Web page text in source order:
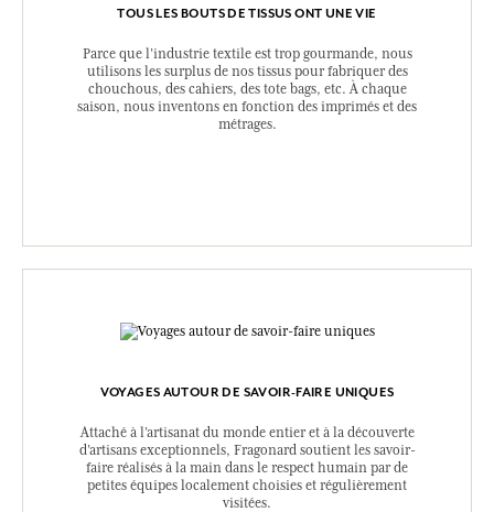
TOUS LES BOUTS DE TISSUS ONT UNE VIE
Parce que l’industrie textile est trop gourmande, nous
utilisons les surplus de nos tissus pour fabriquer des
chouchous, des cahiers, des tote bags, etc. À chaque
saison, nous inventons en fonction des imprimés et des
métrages.
VOYAGES AUTOUR DE SAVOIR-FAIRE UNIQUES
Attaché à l’artisanat du monde entier et à la découverte
d’artisans exceptionnels, Fragonard soutient les savoir-
faire réalisés à la main dans le respect humain par de
petites équipes localement choisies et régulièrement
visitées.